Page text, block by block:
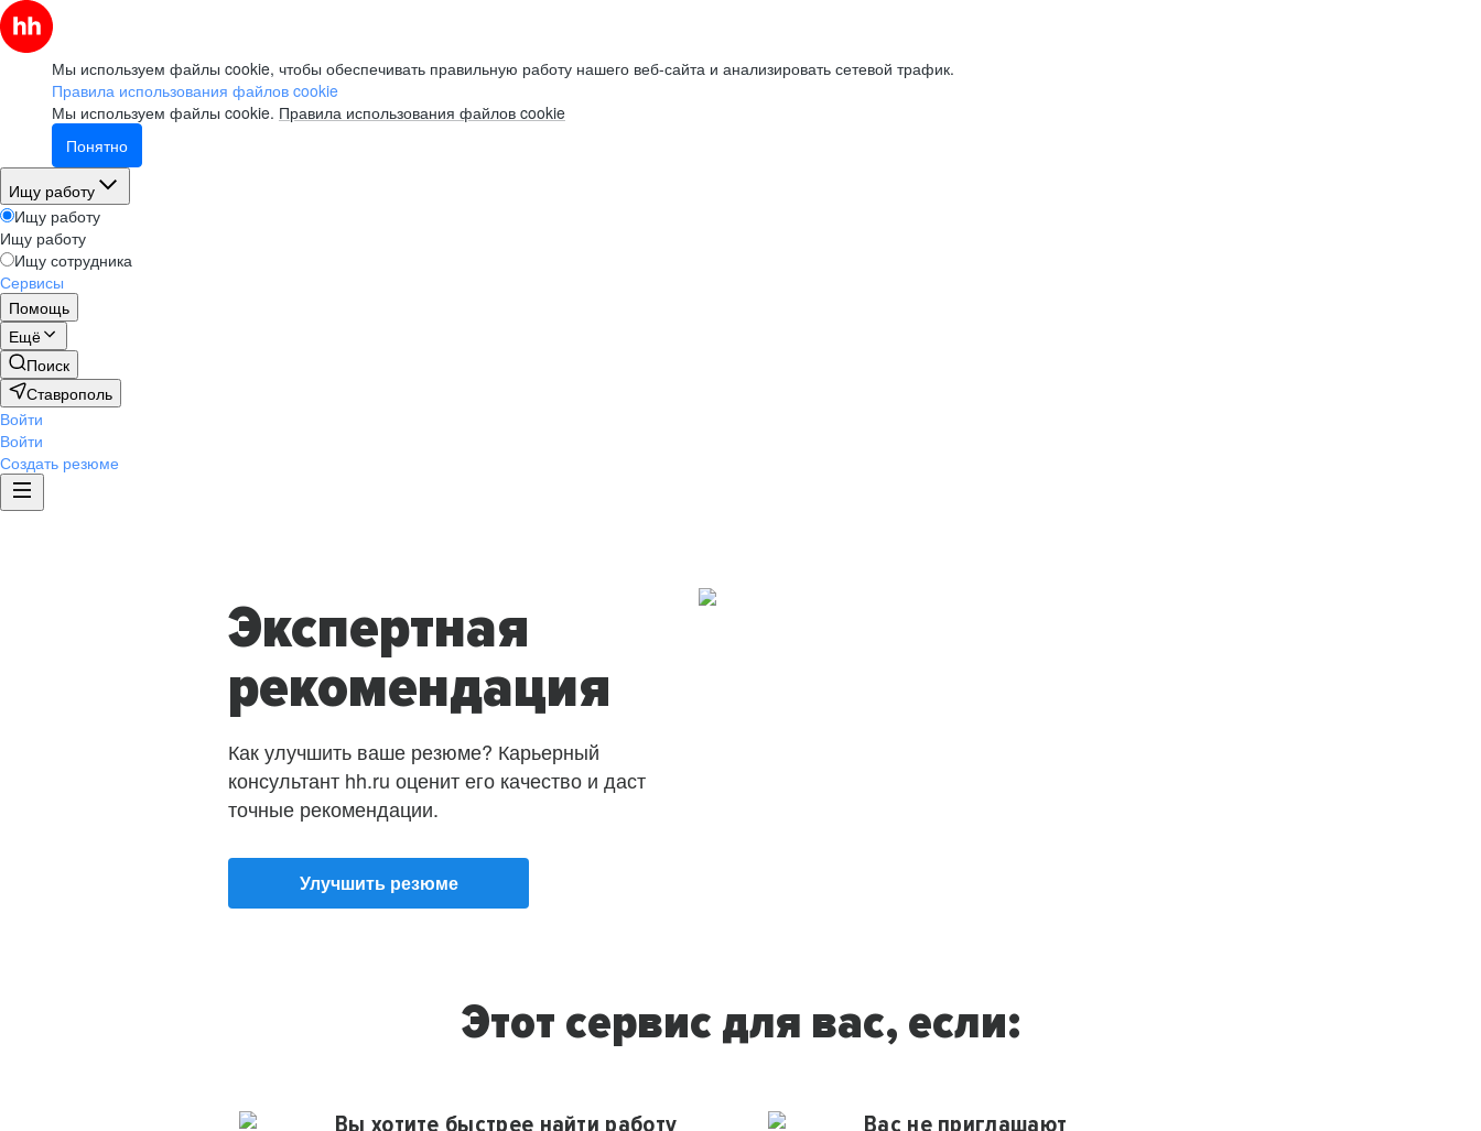
Мы используем файлы cookie, чтобы обеспечивать правильную работу нашего веб-сайта и анализировать сетевой трафик.
Правила использования файлов cookie
Мы используем файлы cookie. Правила использования файлов cookie
Понятно
Ищу работу
Ищу работу
Ищу работу
Ищу сотрудника
Сервисы
Помощь
Ещё
Поиск
Ставрополь
Войти
Войти
Создать резюме
Экспертная
рекомендация
Как улучшить ваше резюме? Карьерный
консультант hh.ru оценит его качество и даст
точные рекомендации.
Улучшить резюме
Этот сервис для вас, если:
Вы хотите быстрее найти работу
Вас не приглашают